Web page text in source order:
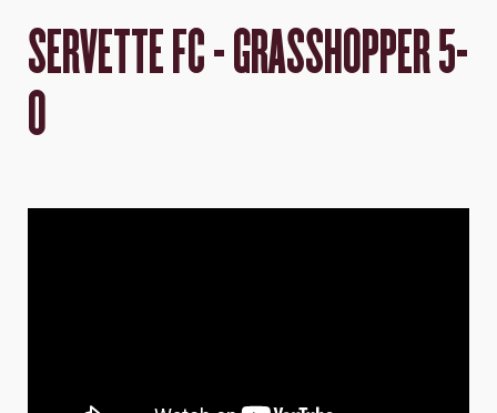
SERVETTE FC - GRASSHOPPER 5-
0